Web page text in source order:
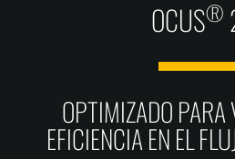
OCUS®
OPTIMIZADO PARA
EFICIENCIA EN EL